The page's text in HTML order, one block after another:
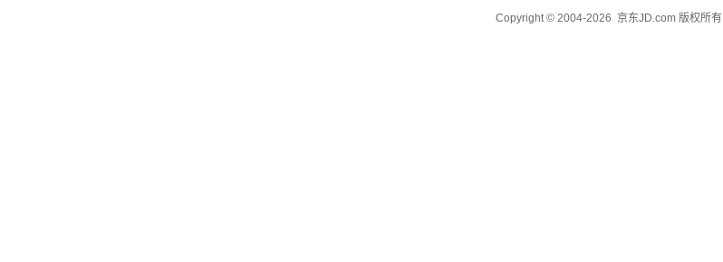
Copyright © 2004-2026 京东JD.com 版权所有